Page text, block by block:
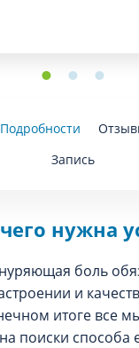
Подробности
Запись
нужна
боль
и
итоге все
поиски способа